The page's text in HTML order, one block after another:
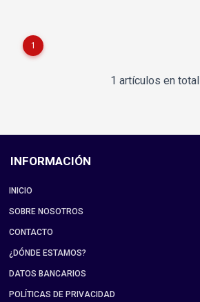
1
1 artículos en total
INFORMACIÓN
INICIO
SOBRE NOSOTROS
CONTACTO
¿DÓNDE ESTAMOS?
DATOS BANCARIOS
POLÍTICAS DE PRIVACIDAD